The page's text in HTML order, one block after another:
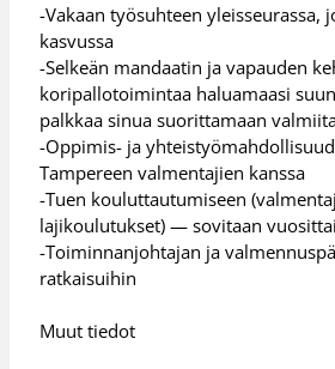
-Vakaan työsuhteen yleisseurassa,
kasvussa
-Selkeän mandaatin ja vapauden
koripallotoimintaa haluamaasi
palkkaa sinua suorittamaan
-Oppimis- ja
Tampereen valmentajien kanssa
-⁠Tuen kouluttautumiseen
lajikoulutukset) — sovitaan
-Toiminnanjohtajan ja
ratkaisuihin
Muut tiedot